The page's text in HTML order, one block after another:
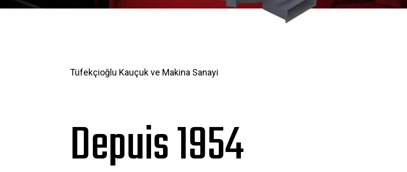
Tüfekçioğlu Kauçuk ve Makina Sanayi
Depuis 1954